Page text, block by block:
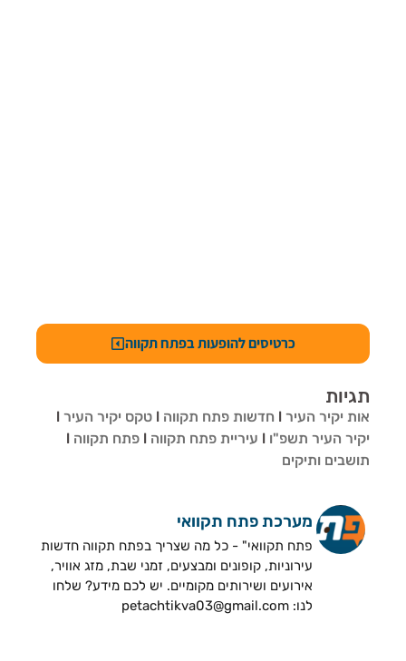
כרטיסים להופעות בפתח תקווה
תגיות
אות יקיר העיר חדשות פתח תקווה טקס יקיר העיר
יקיר העיר תשפ"ו
עיריית פתח תקווה פתח תקווה
תושבים ותיקים
מערכת פתח תקוואי
פתח תקוואי" - כל מה שצריך בפתח תקווה חדשות
עירוניות, קופונים ומבצעים, זמני שבת, מזג אוויר,
אירועים ושירותים מקומיים. יש לכם מידע? שלחו
לנו: petachtikva03@gmail.com